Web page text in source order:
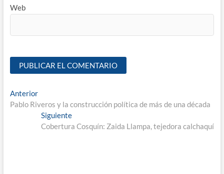
Web
Anterior
Pablo Riveros y la construcción política de más de una década
Siguiente
Cobertura Cosquín: Zaida Llampa, tejedora calchaquí